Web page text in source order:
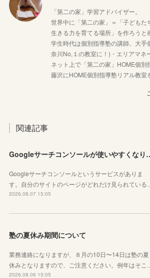
「第二の家」学習アドバイザー。
世界中に「第二の家」＝「子どもた
生きる力を育てる場所」を作ろうと
学生時代は個別指導塾の講師。大手
奈川No,１の教室に！)・エリアマネ
ネット上で「第二の家」HOME個
藤沢にHOME個別指導塾リアル教室
関連記事
Googleサーチコンソール
Googleサーチコンソールというサービスがありま
す。自分のサイトのページがどれだけ見られている…
2026.08.07 15:05
塾の夏休み期間について
業務連絡になりますが、８月の10日〜14日は塾の夏
休みとなりますので、ご注意ください。例年はそこ…
2026.08.06 15:05